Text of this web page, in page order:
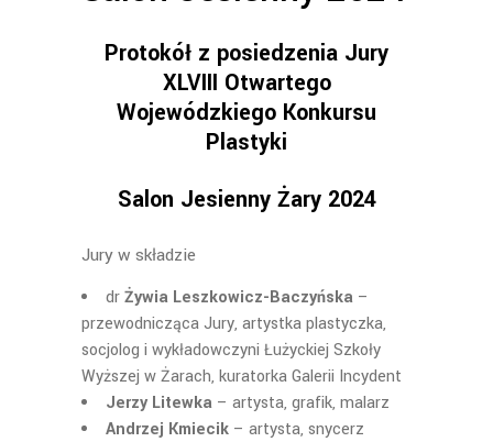
Protokół z posiedzenia Jury
XLVIII Otwartego
Wojewódzkiego Konkursu
Plastyki
Salon Jesienny Żary 2024
Jury w składzie
drŻywia Leszkowicz-Baczyńska –
przewodnicząca Jury, artystka plastyczka,
socjolog i wykładowczyni Łużyckiej Szkoły
Wyższej w Żarach, kuratorka Galerii Incydent
Jerzy Litewka – artysta, grafik, malarz
Andrzej Kmiecik – artysta, snycerz